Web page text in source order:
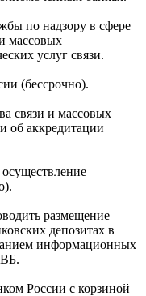
по надзору в сфере
массовых
услуг связи.
(бессрочно).
связи и массовых
об аккредитации
размещение
депозитах в
информационных
России с корзиной